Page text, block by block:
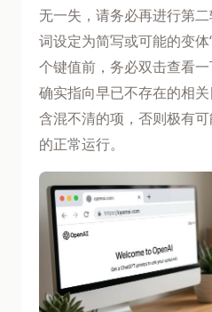
无一失，请务必再进行第
词设定为简写或可能的变
个键值前，务必双击查看
确实指向早已不存在的相
含混不清的项，否则极有
的正常运行。